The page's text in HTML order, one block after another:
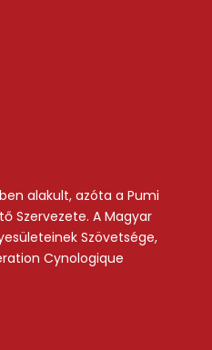
alakult, azóta a Pumi
Szervezete. A Magyar
Szövetsége,
Cynologique